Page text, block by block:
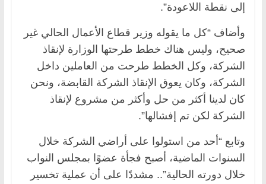
إلى نقطة اللاعودة”.
وأضاف “كل ما يقوله وزير قطاع الأعمال الحالي غير
صحيح، وليس هناك خطط طرحتها الوزارة لإنقاذ
الشركة، وكل الخطط طرحت من العاملين داخل
الشركة، وكان يعوق الإنقاذ الشركة القابضة، ونحن
كان لدينا أكثر من حل وأكثر من مشروع لإنقاذ
الشركة لكن تم إفشالها”.
وتابع “أحد من استولوا على أراضي الشركة خلال
السنوات الماضية، أصبح فجأة عضوًا بمجلس النواب
خلال دورته الحالية”.. مشددًا على أن عملية تخسير